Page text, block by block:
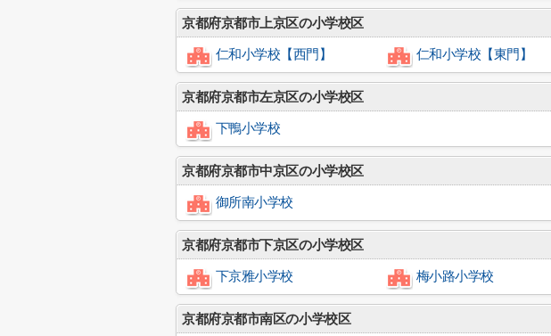
京都府京都市上京区の小学校区
仁和小学校【西門】 仁和小学校【東門】
京都府京都市左京区の小学校区
下鴨小学校
京都府京都市中京区の小学校区
御所南小学校
京都府京都市下京区の小学校区
下京雅小学校 梅小路小学校
京都府京都市南区の小学校区